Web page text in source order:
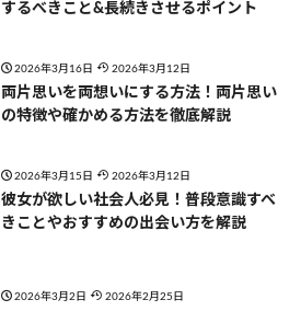
するべきこと&長続きさせるポイント
2026年3月16日 2026年3月12日
両片思いを両想いにする方法！両片思い
の特徴や確かめる方法を徹底解説
2026年3月15日 2026年3月12日
彼女が欲しい社会人必見！普段意識すべ
きことやおすすめの出会い方を解説
2026年3月2日 2026年2月25日